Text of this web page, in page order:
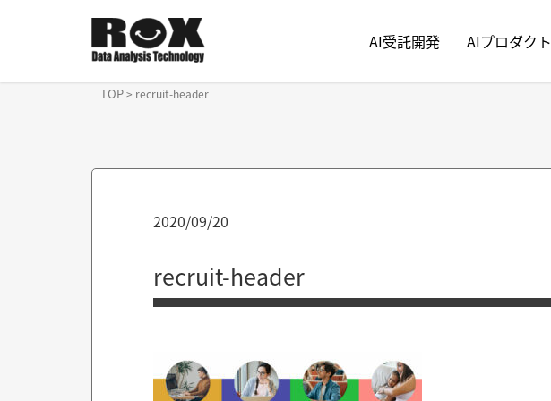
AI受託開発 AIプロダクト
TOP> recruit-header
2020/09/20
recruit-header